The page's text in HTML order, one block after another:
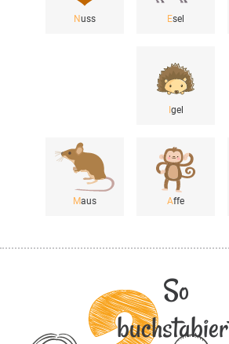
Nuss Esel
gel
Maus Affe
So